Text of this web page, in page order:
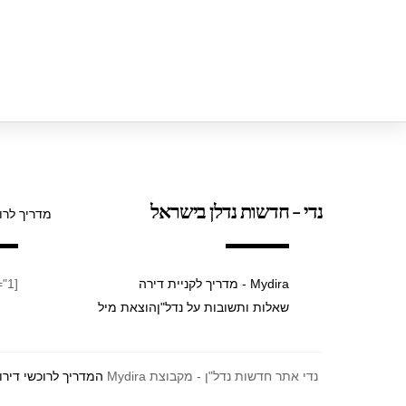
נדי - חדשות נדלן בישראל מדריך
Mydira - מדריך לקניית דירה
שאלות ותשובות על נדל"ןהוצאת מיל
[taxopress_termsdisplay id="1"]
נדי אתר חדשות נדל"ן - מקבוצת Mydira המדריך לרוכשי